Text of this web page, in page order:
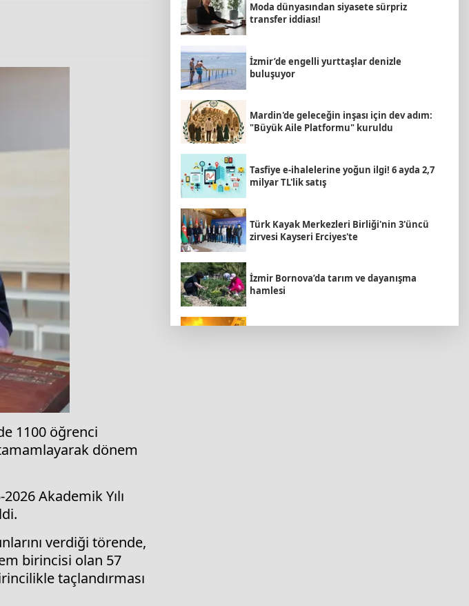
1100 öğrenci
dönem
Akademik Yılı
verdiği törende,
birincisi olan 57
taçlandırması
Moda dünyasından siyasete sürpriz
transfer iddiası!
İzmir’de engelli yurttaşlar denizle
buluşuyor
Mardin'de geleceğin inşası için dev adım:
"Büyük Aile Platformu" kuruldu
Tasfiye e-ihalelerine yoğun ilgi! 6 ayda 2,7
milyar TL'lik satış
Türk Kayak Merkezleri Birliği'nin 3'üncü
zirvesi Kayseri Erciyes'te
İzmir Bornova’da tarım ve dayanışma
hamlesi